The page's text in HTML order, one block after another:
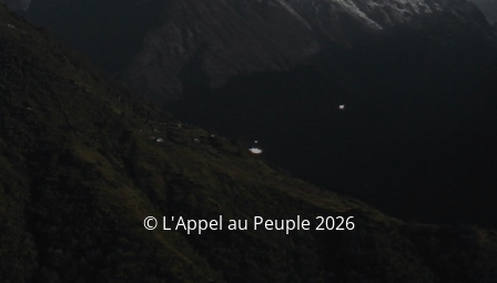
© L'Appel au Peuple 2026